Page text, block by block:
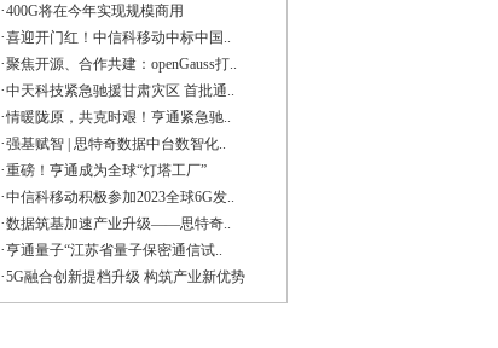
·400G将在今年实现规模商用
·喜迎开门红！中信科移动中标中国..
·聚焦开源、合作共建：openGauss打..
·中天科技紧急驰援甘肃灾区 首批通..
·情暖陇原，共克时艰！亨通紧急驰..
·强基赋智 | 思特奇数据中台数智化..
·重磅！亨通成为全球“灯塔工厂”
·中信科移动积极参加2023全球6G发..
·数据筑基加速产业升级——思特奇..
·亨通量子“江苏省量子保密通信试..
·5G融合创新提档升级 构筑产业新优势